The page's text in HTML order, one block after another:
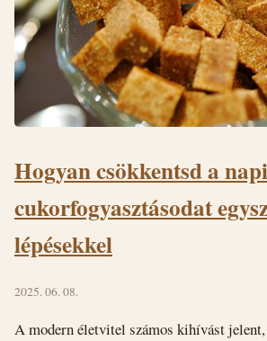
Hogyan csökkentsd a napi
cukorfogyasztásodat
lépésekkel
2025. 06. 08.
A modern életvitel számos kihívást